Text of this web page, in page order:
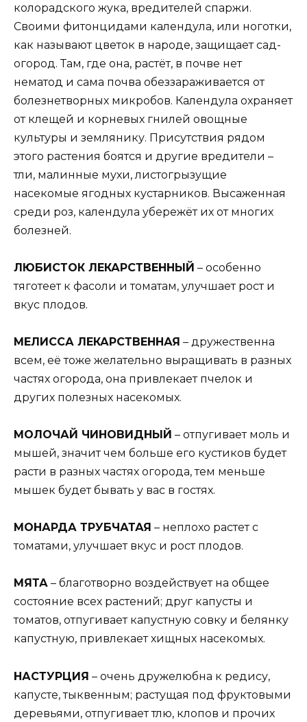
колорадского жука, вредителей спаржи.
Своими фитонцидами календула, или ноготки,
как называют цветок в народе, защищает сад-
огород. Там, где она, растёт, в почве нет
нематод и сама почва обеззараживается от
болезнетворных микробов. Календула охраняет
от клещей и корневых гнилей овощные
культуры и землянику. Присутствия рядом
этого растения боятся и другие вредители –
тли, малинные мухи, листогрызущие
насекомые ягодных кустарников. Высаженная
среди роз, календула убережёт их от многих
болезней.
ЛЮБИСТОК ЛЕКАРСТВЕННЫЙ – особенно
тяготеет к фасоли и томатам, улучшает рост и
вкус плодов.
МЕЛИССА ЛЕКАРСТВЕННАЯ – дружественна
всем, её тоже желательно выращивать в разных
частях огорода, она привлекает пчелок и
других полезных насекомых.
МОЛОЧАЙ ЧИНОВИДНЫЙ – отпугивает моль и
мышей, значит чем больше его кустиков будет
расти в разных частях огорода, тем меньше
мышек будет бывать у вас в гостях.
МОНАРДА ТРУБЧАТАЯ – неплохо растет с
томатами, улучшает вкус и рост плодов.
МЯТА – благотворно воздействует на общее
состояние всех растений; друг капусты и
томатов, отпугивает капустную совку и белянку
капустную, привлекает хищных насекомых.
НАСТУРЦИЯ – очень дружелюбна к редису,
капусте, тыквенным; растущая под фруктовыми
деревьями, отпугивает тлю, клопов и прочих